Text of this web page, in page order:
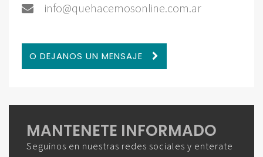
info@quehacemosonline.com.ar
O DEJANOS UN MENSAJE
MANTENETE INFORMADO
Seguinos en nuestras redes sociales y enterate